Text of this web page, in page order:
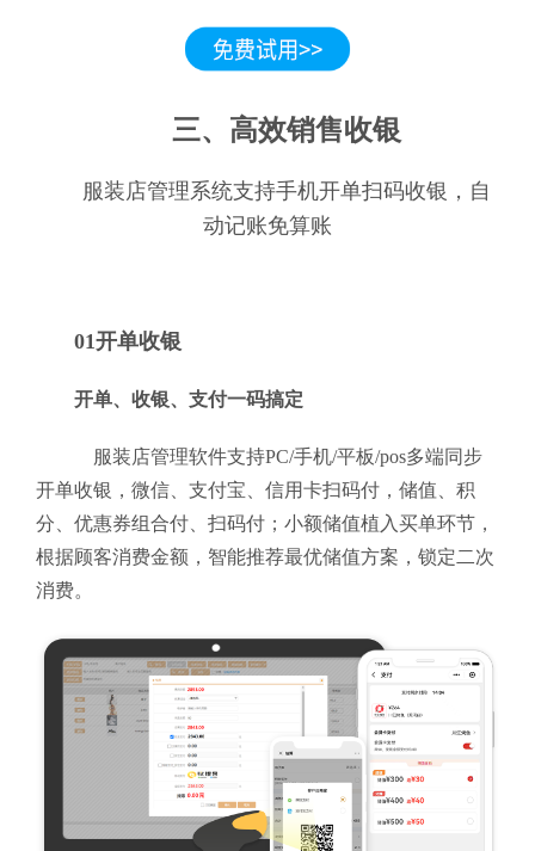
三、高效销售收银
服装店管理系统支持手机开单扫码收银，自
动记账免算账
01开单收银
开单、收银、支付一码搞定
服装店管理软件支持PC/手机/平板/pos多端同步
开单收银，微信、支付宝、信用卡扫码付，储值、积
分、优惠券组合付、扫码付；小额储值植入买单环节，
根据顾客消费金额，智能推荐最优储值方案，锁定二次
消费。